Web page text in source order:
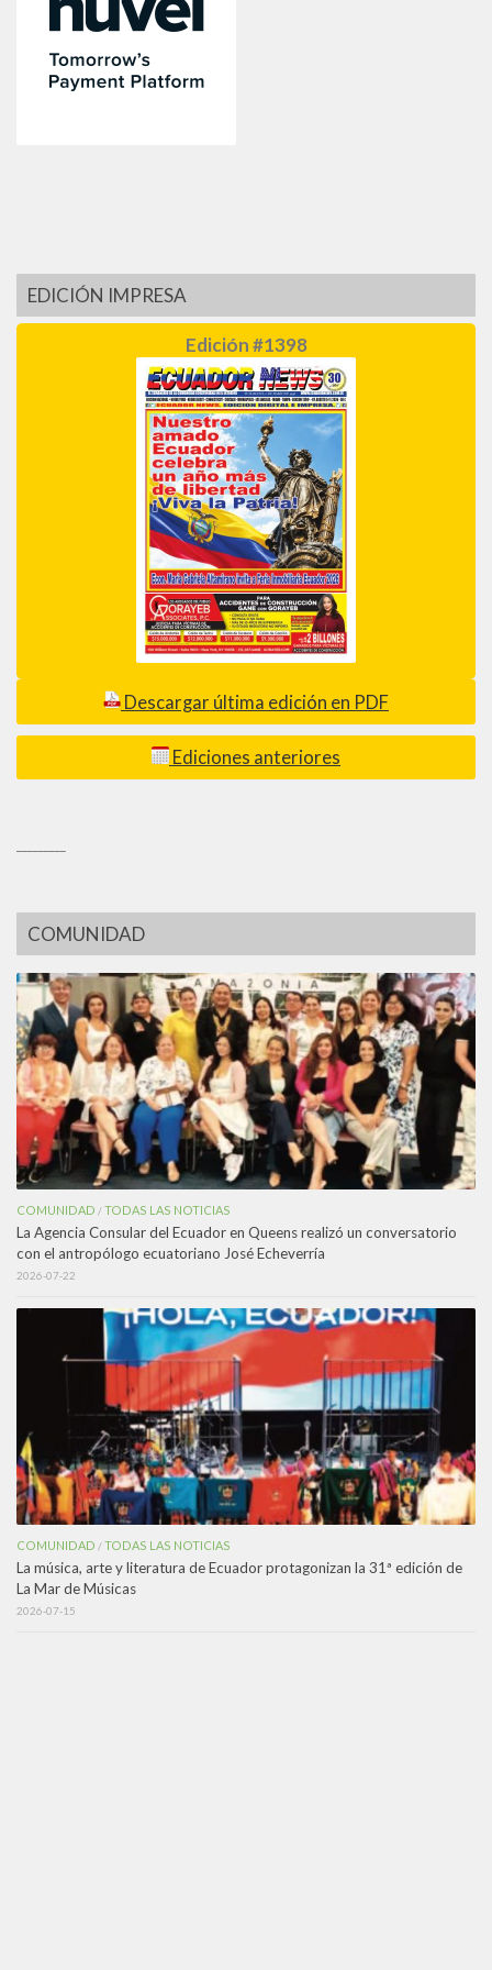
EDICIÓN IMPRESA
Edición #1398
Descargar última edición en PDF
Ediciones anteriores
COMUNIDAD
COMUNIDAD /TODAS LAS NOTICIAS
La Agencia Consular del Ecuador en Queens realizó un conversatorio
con el antropólogo ecuatoriano José Echeverría
2026-07-22
COMUNIDAD /TODAS LAS NOTICIAS
La música, arte y literatura de Ecuador protagonizan la 31ª edición de
La Mar de Músicas
2026-07-15